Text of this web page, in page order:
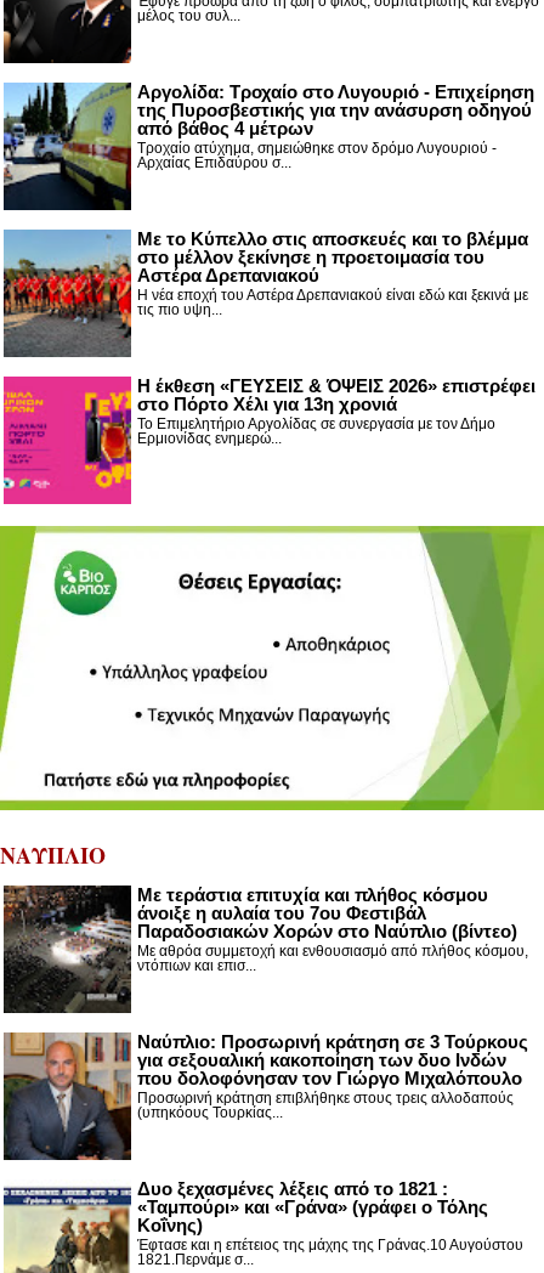
μέλος του συλ...
Αργολίδα: Τροχαίο στο Λυγουριό - Επιχείρηση
της Πυροσβεστικής για την ανάσυρση οδηγού
από βάθος 4 μέτρων
Τροχαίο ατύχημα, σημειώθηκε στον δρόμο Λυγουριού -
Αρχαίας Επιδαύρου σ...
Με το Κύπελλο στις αποσκευές και το βλέμμα
στο μέλλον ξεκίνησε η προετοιμασία του
Αστέρα Δρεπανιακού
Η νέα εποχή του Αστέρα Δρεπανιακού είναι εδώ και ξεκινά με
τις πιο υψη...
Η έκθεση «ΓΕΥΣΕΙΣ & ΌΨΕΙΣ 2026» επιστρέφει
στο Πόρτο Χέλι για 13η χρονιά
Το Επιμελητήριο Αργολίδας σε συνεργασία με τον Δήμο
Ερμιονίδας ενημερώ...
ΝΑΥΠΛΙΟ
Με τεράστια επιτυχία και πλήθος κόσμου
άνοιξε η αυλαία του 7ου Φεστιβάλ
Παραδοσιακών Χορών στο Ναύπλιο (βίντεο)
Με αθρόα συμμετοχή και ενθουσιασμό από πλήθος κόσμου,
ντόπιων και επισ...
Ναύπλιο: Προσωρινή κράτηση σε 3 Τούρκους
για σεξουαλική κακοποίηση των δυο Ινδών
που δολοφόνησαν τον Γιώργο Μιχαλόπουλο
Προσωρινή κράτηση επιβλήθηκε στους τρεις αλλοδαπούς
(υπηκόους Τουρκίας...
Δυο ξεχασμένες λέξεις από το 1821 :
«Ταμπούρι» και «Γράνα» (γράφει ο Τόλης
Κοΐνης)
Έφτασε και η επέτειος της μάχης της Γράνας.10 Αυγούστου
1821.Περνάμε σ...